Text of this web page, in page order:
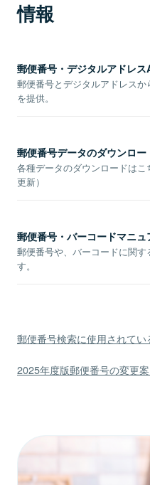
情報
郵便番号・デジタルアドレス
郵便番号とデジタルアドレス
を提供。
郵便番号データのダウンロー
各種データのダウンロードは
更新）
郵便番号・バーコードマニュ
郵便番号や、バーコードに関
す。
郵便番号検索に使用されてい
2025年度版郵便番号の変更